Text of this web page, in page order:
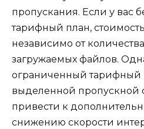
пропускания. Если у вас
тарифный план,
независимо от
загружаемых файлов.
ограниченный
выделенной пропускной
привести к
снижению скорости